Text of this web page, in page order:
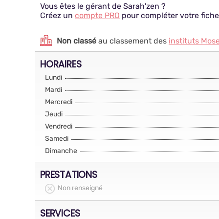
Vous êtes le gérant de Sarah'zen ?
Créez un compte PRO pour compléter votre
Non classé au classement des instituts
HORAIRES
Lundi
Mardi
Mercredi
Jeudi
Vendredi
Samedi
Dimanche
PRESTATIONS
Non renseigné
SERVICES